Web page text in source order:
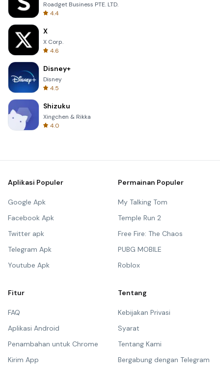
Roadget Business PTE. LTD.
4.4
X
X Corp.
4.6
Disney+
Disney
4.5
Shizuku
Xingchen & Rikka
4.0
Aplikasi Populer
Google Apk
Facebook Apk
Twitter apk
Telegram Apk
Youtube Apk
Permainan Populer
My Talking Tom
Temple Run 2
Free Fire: The Chaos
PUBG MOBILE
Roblox
Fitur
FAQ
Aplikasi Android
Penambahan untuk Chrome
Kirim App
Tentang
Kebijakan Privasi
Syarat
Tentang Kami
Bergabung dengan Telegram